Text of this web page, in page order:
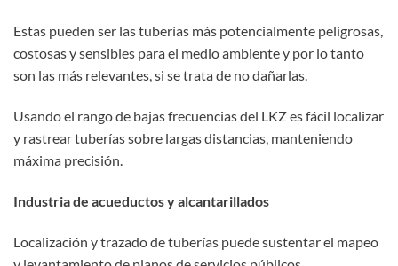
Estas pueden ser las tuberías más potencialmente peligrosas,
costosas y sensibles para el medio ambiente y por lo tanto
son las más relevantes, si se trata de no dañarlas.
Usando el rango de bajas frecuencias del LKZ es fácil localizar
y rastrear tuberías sobre largas distancias, manteniendo
máxima precisión.
Industria de acueductos y alcantarillados
Localización y trazado de tuberías puede sustentar el mapeo